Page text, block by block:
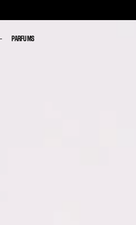
PARFUMS
PARFUMS